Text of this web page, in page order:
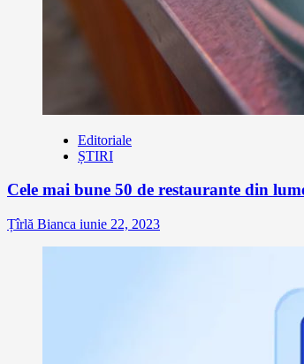
Editoriale
ȘTIRI
Cele mai bune 50 de restaurante din
Țîrlă Bianca iunie 22, 2023